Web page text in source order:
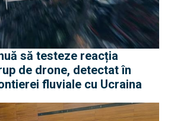
să testeze reacția
de drone, detectat în
fluviale cu Ucraina